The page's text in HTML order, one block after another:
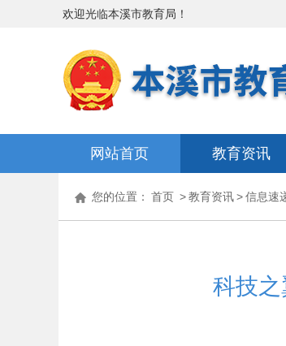
欢迎光临本溪市教育局 ！
网站首页 教育资讯
您的位置： 首页 >教育资讯>信息速
科技